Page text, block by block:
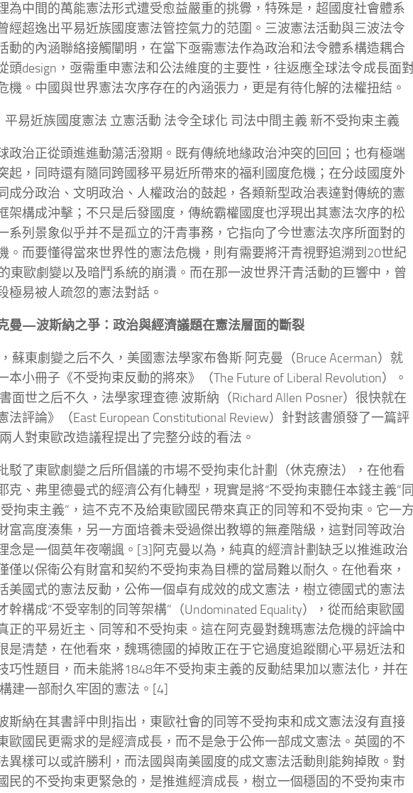
為中間的萬能憲法形式遭受愈益嚴重的挑釁，特殊是，超國度社會體系
經超逸出平易近族國度憲法管控氣力的范圍。三波憲法活動與三波法令
動的內涵聯絡接觸闡明，在當下亟需憲法作為政治和法令體系構造耦合
頭design，亟需重申憲法和公法維度的主要性，往返應全球法令成長面
機。中國與世界憲法次序存在的內涵張力，更是有待化解的法權扭結。
平易近族國度憲法 立憲活動 法令全球化 司法中間主義 新不受拘束主義
政治正從頭進進動蕩活潑期。既有傳統地緣政治沖突的回回；也有極端
起，同時還有隨同跨國移平易近所帶來的福利國度危機；在分歧國度外
成分政治、文明政治、人權政治的鼓起，各類新型政治表達對傳統的憲
架構成沖擊；不只是后發國度，傳統霸權國度也浮現出其憲法次序的松
系列景象似乎并不是孤立的汗青事務，它指向了今世憲法次序所面對的
。而要懂得當來世界性的憲法危機，則有需要將汗青視野追溯到20世紀
東歐劇變以及暗鬥系統的崩潰。而在那一波世界汗青活動的巨響中，曾
極易被人疏忽的憲法對話。
曼—波斯納之爭：政治與經濟議題在憲法層面的斷裂
蘇東劇變之后不久，美國憲法學家布魯斯·阿克曼（Bruce Acerman）就
本小冊子《不受拘束反動的將來》（The Future of Liberal Revolution）。
面世之后不久，法學家理查德·波斯納（Richard Allen Posner）很快就在
法評論》（East European Constitutional Review）針對該書頒發了一篇評
人對東歐改造議程提出了完整分歧的看法。
駁了東歐劇變之后所倡議的市場不受拘束化計劃（休克療法），在他看
克、弗里德曼式的經濟公有化轉型，現實是將“不受拘束聽任本錢主義”同
受拘束主義”，這不克不及給東歐國民帶來真正的同等和不受拘束。它一方
富高度湊集，另一方面培養未受過傑出教導的無產階級，這對同等政治
念是一個莫年夜嘲諷。[3]阿克曼以為，純真的經濟計劃缺乏以推進政治
僅以保衛公有財富和契約不受拘束為目標的當局難以耐久。在他看來，
美國式的憲法反動，公佈一個卓有成效的成文憲法，樹立德國式的憲法
幹構成“不受宰制的同等架構”（Undominated Equality），從而給東歐國
正的平易近主、同等和不受拘束。這在阿克曼對魏瑪憲法危機的評論中
是清楚，在他看來，魏瑪德國的掉敗正在于它過度追蹤關心平易近法和
巧性題目，而未能將1848年不受拘束主義的反動結果加以憲法化，并在
建一部耐久牢固的憲法。[4]
斯納在其書評中則指出，東歐社會的同等不受拘束和成文憲法沒有直接
歐國民更需求的是經濟成長，而不是急于公佈一部成文憲法。英國的不
異樣可以或許勝利，而法國與南美國度的成文憲法活動則能夠掉敗。對
民的不受拘束更緊急的，是推進經濟成長，樹立一個穩固的不受拘束市